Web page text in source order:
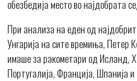
обезбедија место во најдобрата
При анализа на еден од
Унгарија на сите времиња, Петер
имаше за ракометари од Исланд,
Португалија, Франција, Шпанија и